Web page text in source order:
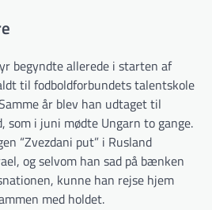
begyndte allerede i starten af
til fodboldforbundets talentskole
år blev han udtaget til
som i juni mødte Ungarn to gange.
“Zvezdani put” i Rusland
og selvom han sad på bænken
kunne han rejse hjem
med holdet.